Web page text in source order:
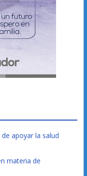
apoyar la salud
materia de